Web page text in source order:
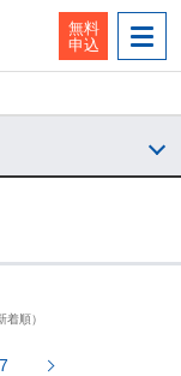
無料
申込
順）
7